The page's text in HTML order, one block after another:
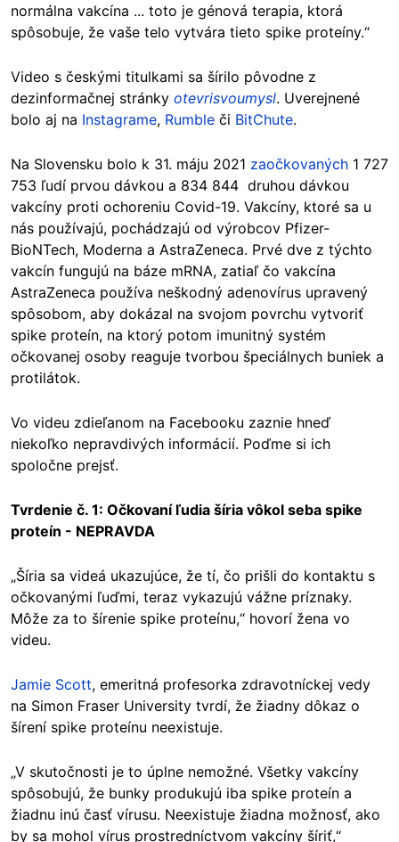
normálna vakcína ... toto je génová terapia, ktorá
spôsobuje, že vaše telo vytvára tieto spike proteíny.“
Video s českými titulkami sa šírilo pôvodne z
dezinformačnej stránky otevrisvoumysl. Uverejnené
bolo aj na Instagrame, Rumble či BitChute.
Na Slovensku bolo k 31. máju 2021 zaočkovaných 1 727
753 ľudí prvou dávkou a 834 844 druhou dávkou
vakcíny proti ochoreniu Covid-19. Vakcíny, ktoré sa u
nás používajú, pochádzajú od výrobcov Pfizer-
BioNTech, Moderna a AstraZeneca. Prvé dve z týchto
vakcín fungujú na báze mRNA, zatiaľ čo vakcína
AstraZeneca používa neškodný adenovírus upravený
spôsobom, aby dokázal na svojom povrchu vytvoriť
spike proteín, na ktorý potom imunitný systém
očkovanej osoby reaguje tvorbou špeciálnych buniek a
protilátok.
Vo videu zdieľanom na Facebooku zaznie hneď
niekoľko nepravdivých informácií. Poďme si ich
spoločne prejsť.
Tvrdenie č. 1: Očkovaní ľudia šíria vôkol seba spike
proteín - NEPRAVDA
„Šíria sa videá ukazujúce, že tí, čo prišli do kontaktu s
očkovanými ľuďmi, teraz vykazujú vážne príznaky.
Môže za to šírenie spike proteínu,“ hovorí žena vo
videu.
Jamie Scott, emeritná profesorka zdravotníckej vedy
na Simon Fraser University tvrdí, že žiadny dôkaz o
šírení spike proteínu neexistuje.
„V skutočnosti je to úplne nemožné. Všetky vakcíny
spôsobujú, že bunky produkujú iba spike proteín a
žiadnu inú časť vírusu. Neexistuje žiadna možnosť, ako
by sa mohol vírus prostredníctvom vakcíny šíriť,“